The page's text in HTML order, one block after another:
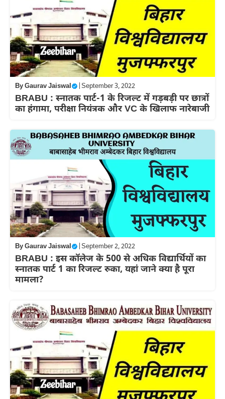
ByGaurav Jaiswal September 3, 2022
BRABU : स्नातक पार्ट-1 के रिजल्ट में गड़बड़ी पर छात्रों
का हंगामा, परीक्षा नियंत्रक और VC के खिलाफ नारेबाजी
ByGaurav Jaiswal September 2, 2022
BRABU : इस कॉलेज के 500 से अधिक विद्यार्थियों का
स्नातक पार्ट 1 का रिजल्ट रुका, यहां जाने क्या है पूरा
मामला?